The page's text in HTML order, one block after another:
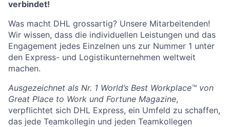
verbindet!
Was macht DHL grossartig? Unsere Mitarbeitenden!
Wir wissen, dass die individuellen Leistungen und das
Engagement jedes Einzelnen uns zur Nummer 1 unter
den Express- und Logistikunternehmen weltweit
machen.
Ausgezeichnet als Nr. 1 World’s Best Workplace™ von
Great Place to Work und Fortune Magazine,
verpflichtet sich DHL Express, ein Umfeld zu schaffen,
das jede Teamkollegin und jeden Teamkollegen